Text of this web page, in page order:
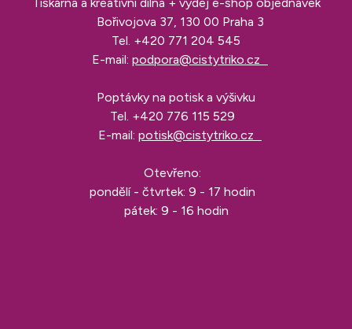
Bořivojova 37, 130 00 Praha 3
Tel. +420 771 204 545
E-mail: podpora@cistytriko.cz
Poptávky na potisk a výšivku
Tel. +420 776 115 529
E-mail: potisk@cistytriko.cz
Otevřeno:
pondělí - čtvrtek: 9 - 17 hodin
pátek: 9 - 16 hodin